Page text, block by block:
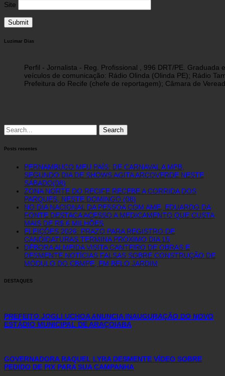
Site
Luzimar Dias
Perfil - Jornalista - Reg. Profissional , 996 DRT/PE.
veículos de comunicação: Rádio Olinda (Olinda PE); Rádio
Prefeitura do Recife (chefe de reportagem); Câmara de
Search
for:
Posts recentes
PERNAMBUCO MEU PAÍS: DE CARNAVAL A MPB,
SEGUNDO DIA DE SHOWS AGITA ARCOVERDE NESTE
SÁBADO(08)
ZONA NORTE DO RECIFE RECEBE A CORRIDA DOS
PARQUES, NESTE DOMINGO (08)
NO DIA NACIONAL DA PESSOA COM AME, EDUARDO DA
FONTE DESTACA ACESSO A MEDICAMENTO QUE CUSTA
MAIS DE R$ 6 MILHÕES
ELEIÇÕES 2026: PRAZO PARA REGISTRO DE
CANDIDATURAS TERMINA PRÓXIMO DIA 15
DÉBORA ALMEIDA VISITA CANTEIRO DE OBRAS E
DESMENTE NOTÍCIAS FALSAS SOBRE CONSTRUÇÃO DE
MÓDULO DO CBMPE, EM BELO JARDIM
DESTAQUES
PREFEITO JOGLI UCHOA ANUNCIA INAUGURAÇÃO DO NOVO
ESTÁDIO MUNICIPAL DE ARAÇOIABA
GOVERNADORA RAQUEL LYRA DESMENTE VÍDEO SOBRE
PEDIDO DE PIX PARA SUA CAMPANHA